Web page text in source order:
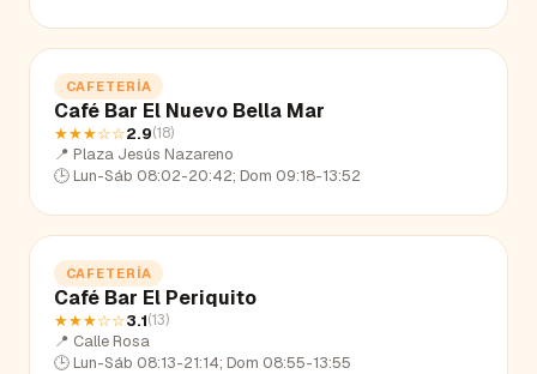
CAFETERÍA
Café Bar El Nuevo Bella Mar
★★★☆☆2.9(18)
📍 Plaza Jesús Nazareno
🕒 Lun-Sáb 08:02-20:42; Dom 09:18-13:52
CAFETERÍA
Café Bar El Periquito
★★★☆☆3.1(13)
📍 Calle Rosa
🕒 Lun-Sáb 08:13-21:14; Dom 08:55-13:55